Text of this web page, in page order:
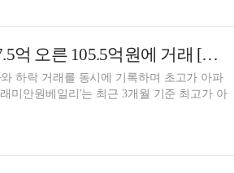
서초구 '래미안원베일리' 41평, 17.5억 오른 105.5억원에 거래 [일일 신고가]
하락 거래를 동시에 기록하며 초고가 아파
미안원베일리'는 최근 3개월 기준 최고가 아